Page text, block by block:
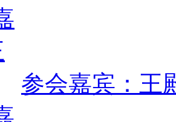
参会嘉宾：王